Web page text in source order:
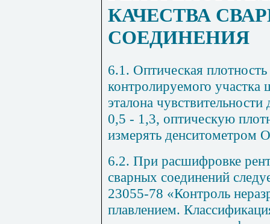
КАЧЕСТВА
СОЕДИНЕНИЯ
6.1. Оптическая
контролируемого
эталона
0,5 - 1,3, оптическую
измерять денситометром
6.2. При расшифровке
сварных соединений
23055-78 «Контроль
плавлением.